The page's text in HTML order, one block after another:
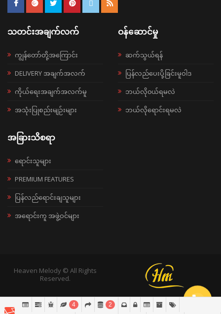
သတင်းအချက်လက်
ကျွန်တော်တို့အကြောင်း
DELIVERY အချက်အလက်
ကိုယ်ရေးအချက်အလက်မူ
အသုံးပြုစည်းမျဉ်းများ
ဝန်ဆောင်မှု
ဆက်သွယ်ရန်
ပြန်လည်ပေးပို့ခြင်းမူဝါဒ
ဘယ်လို၀ယ်ရမလဲ
ဘယ်လိုရောင်းရမလဲ
အခြားသိစရာ
ရောင်းသူများ
PREMIUM FEATURES
ပြန်လည်ရောင်းချသူများ
အရောင်းကူ အဖွဲ့ဝင်များ
Heaven Melody © All Rights
Reserved.
4 2